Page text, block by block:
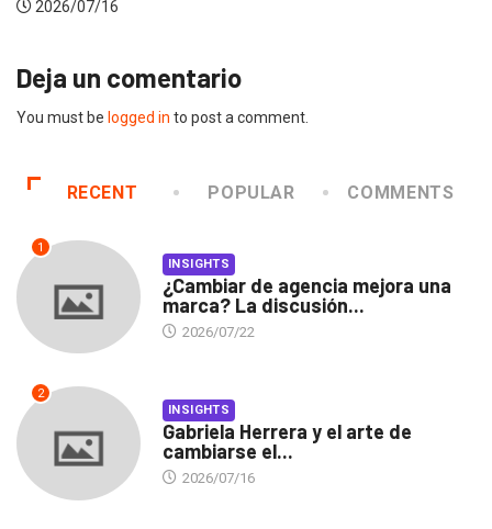
2026/07/16
Deja un comentario
You must be logged in to post a comment.
RECENT POPULAR COMMENTS
1
INSIGHTS
¿Cambiar de agencia mejora una
marca? La discusión...
2026/07/22
2
INSIGHTS
Gabriela Herrera y el arte de
cambiarse el...
2026/07/16